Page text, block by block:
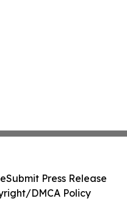
Submit Press Release
DMCA Policy